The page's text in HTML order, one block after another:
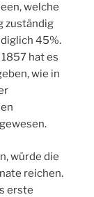
welche
zuständig
45%.
hat es
wie in
würde die
reichen.
erste